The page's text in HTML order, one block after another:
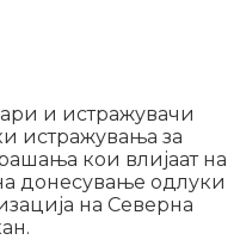
и истражувачи
истражувања за
кои влијаат на
донесување одлуки
на Северна